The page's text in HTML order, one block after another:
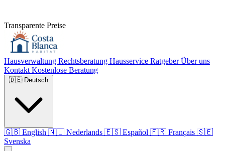
Transparente Preise
Hausverwaltung Rechtsberatung Hausservice RatgeberÜber uns
Kontakt Kostenlose Beratung
🇩🇪 Deutsch
🇬🇧 English 🇳🇱 Nederlands 🇪🇸 Español 🇫🇷 Français 🇸🇪
Svenska